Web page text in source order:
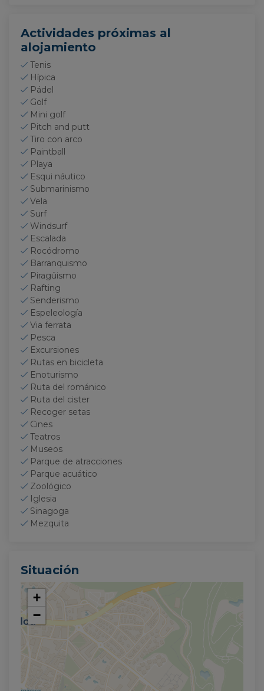
Actividades próximas al
alojamiento
Tenis
Hípica
Pádel
Golf
Mini golf
Pitch and putt
Tiro con arco
Paintball
Playa
Esqui náutico
Submarinismo
Vela
Surf
Windsurf
Escalada
Rocódromo
Barranquismo
Piragüismo
Rafting
Senderismo
Espeleología
Via ferrata
Pesca
Excursiones
Rutas en bicicleta
Enoturismo
Ruta del románico
Ruta del cister
Recoger setas
Cines
Teatros
Museos
Parque de atracciones
Parque acuático
Zoológico
Iglesia
Sinagoga
Mezquita
Situación
+
−